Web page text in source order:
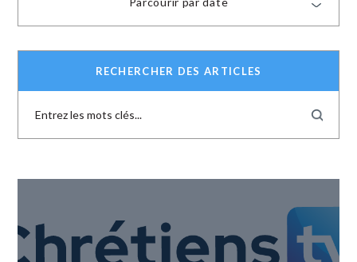
RECHERCHER DES ARTICLES